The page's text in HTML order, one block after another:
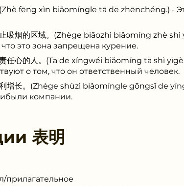
(Zhè fēng xìn biǎomíngle tā de zhēnchéng.) -
止吸烟的区域。(Zhège biāozhì biǎomíng zhè
что это зона запрещена курение.
责任心的人。(Tā de xíngwéi biǎomíng tā shì
о том, что он ответственный человек.
利增长。(Zhège shùzì biǎomíngle gōngsī de
компании.
表明
прилагательное